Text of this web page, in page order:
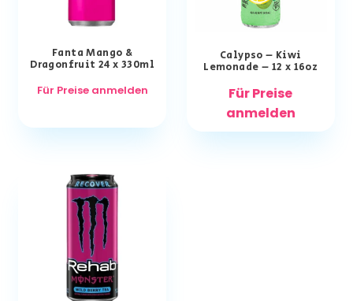
Fanta Mango &
Dragonfruit 24 x 330ml
Für Preise anmelden
Calypso – Kiwi
Lemonade – 12 x 16oz
Für Preise
anmelden